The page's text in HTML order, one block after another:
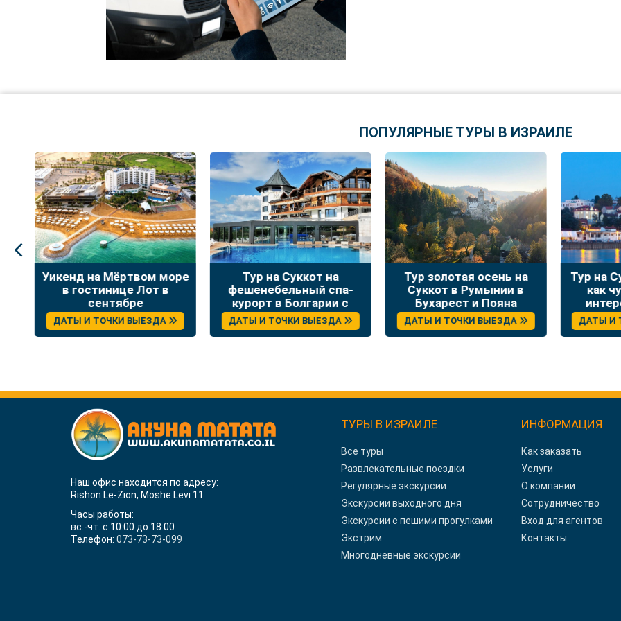
ПОПУЛЯРНЫЕ ТУРЫ В ИЗРАИЛЕ
Тур на Суккот на
фешенебельный спа-
курорт в Болгарии с
отдыхом и экскурсиями
ДАТЫ И ТОЧКИ ВЫЕЗДА
Тур золотая осень на
Суккот в Румынии в
Бухарест и Пояна
Брашов
ДАТЫ И ТОЧКИ ВЫЕЗДА
Тур на Суккот – «Жизнь,
как чудо» – самые
интересные места
Сербии
ДАТЫ И ТОЧКИ ВЫЕЗДА
в
ДАТЫ И
Наш офис находится по адресу:
Rishon Le-Zion, Moshe Levi 11
Часы работы:
вс.-чт. с 10:00 до 18:00
Телефон: 073-73-73-099
ТУРЫ В ИЗРАИЛЕ
Все туры
Развлекательные поездки
Регулярные экскурсии
Экскурсии выходного дня
Экскурсии с пешими прогулками
Экстрим
Многодневные экскурсии
ИНФОРМАЦИЯ
Как заказать
Услуги
О компании
Сотрудничество
Вход для агентов
Контакты